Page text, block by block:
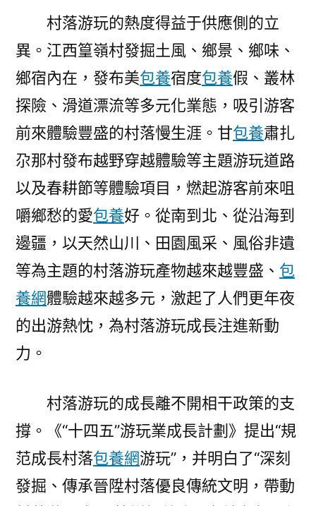
村落游玩的熱度得益于供應側的立
異。江西篁嶺村發掘土風、鄉景、鄉味、
鄉宿內在，發布美包養宿度包養假、叢林
探險、滑道漂流等多元化業態，吸引游客
前來體驗豐盛的村落慢生涯。甘包養肅扎
尕那村發布越野穿越體驗等主題游玩道路
以及春耕節等體驗項目，燃起游客前來咀
嚼鄉愁的愛包養好。從南到北、從沿海到
邊疆，以天然山川、田園風采、風俗非遺
等為主題的村落游玩產物越來越豐盛、 包
養網體驗越來越多元，激起了人們更年夜
的出游熱忱，為村落游玩成長注進新動
力。
村落游玩的成長離不開相干政策的支
撐。《“十四五”游玩業成長計劃》提出“規
范成長村落包養網游玩”，并明白了“深刻
發掘、傳承晉陞村落優良傳統文明，帶動